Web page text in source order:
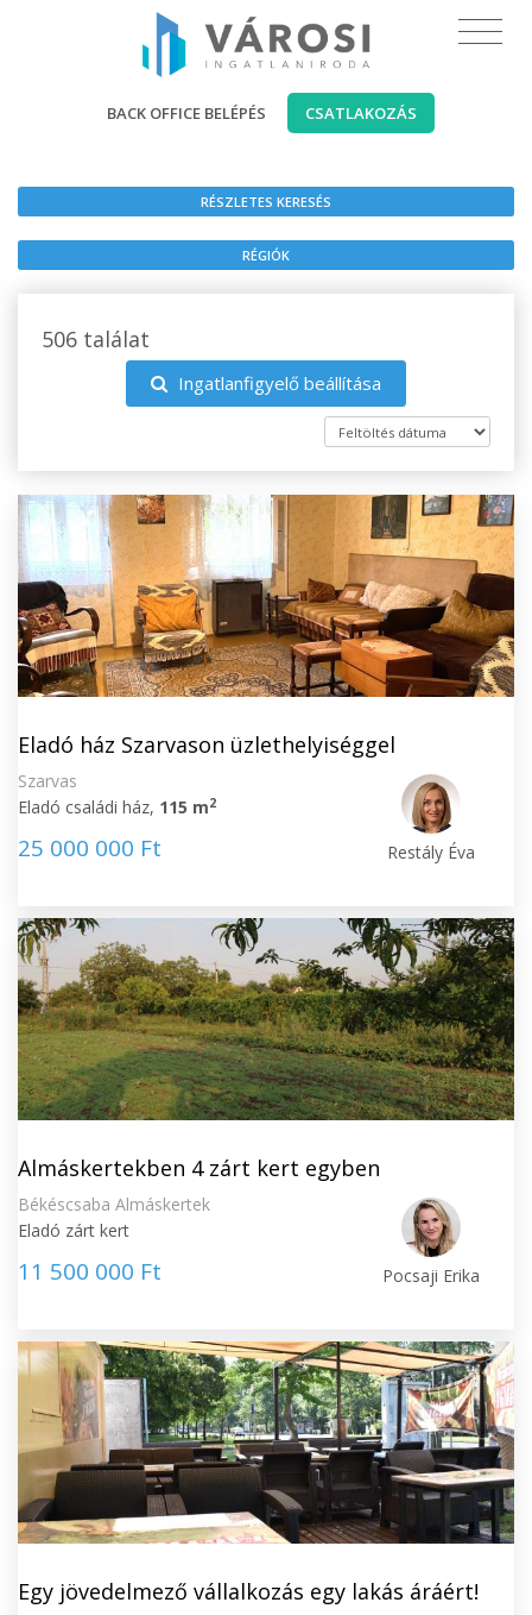
BACK OFFICE BELÉPÉS CSATLAKOZÁS
RÉSZLETES KERESÉS
RÉGIÓK
506 találat
Ingatlanfigyelő beállítása
Eladó ház Szarvason üzlethelyiséggel
Szarvas
Eladó családi ház, 115 m2
25 000 000 Ft Restály Éva
Almáskertekben 4 zárt kert egyben
Békéscsaba Almáskertek
Eladó zárt kert
11 500 000 Ft Pocsaji Erika
Egy jövedelmező vállalkozás egy lakás áráért!